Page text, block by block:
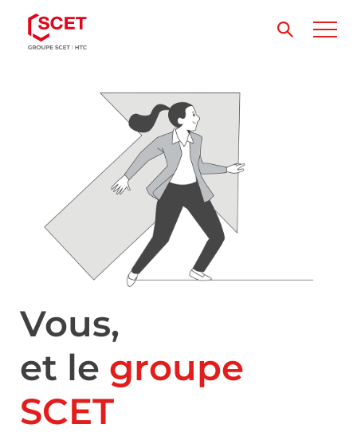
Vous,
et le groupe
SCET